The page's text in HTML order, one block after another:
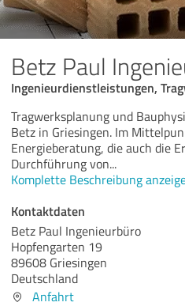
Betz Paul
Ingenieurdienstleistungen,
Tragwerksplanung und
Betz in Griesingen. Im
Energieberatung, die auch die
Durchführung von...
Komplette Beschreibung
Kontaktdaten
Betz Paul Ingenieurbüro
Hopfengarten 19
89608 Griesingen
Deutschland
Anfahrt